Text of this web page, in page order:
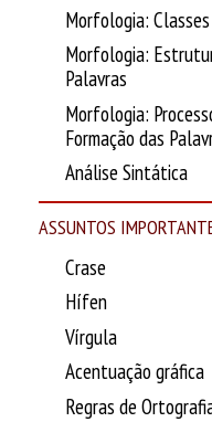
Morfologia:
Morfologia:
Palavras
Morfologia:
Formação das
Análise Sintática
ASSUNTOS
Crase
Hífen
Vírgula
Acentuação gráfica
Regras de